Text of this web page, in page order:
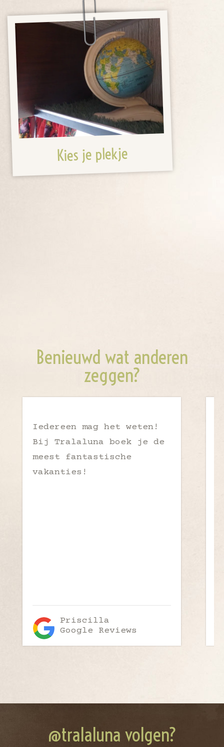
Kies je plekje
Benieuwd wat anderen
zeggen?
Iedereen mag het weten!
Bij Tralaluna boek je de
meest fantastische
vakanties!
Priscilla
Google Reviews
@tralaluna volgen?